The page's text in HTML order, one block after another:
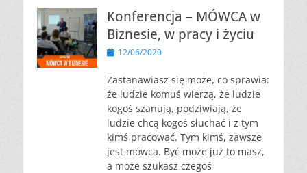
Konferencja – MÓWCA w
Biznesie, w pracy i życiu
Opublikowano
12/06/2020
Zastanawiasz się może, co sprawia:
że ludzie komuś wierzą, że ludzie
kogoś szanują, podziwiają, że
ludzie chcą kogoś słuchać i z tym
kimś pracować. Tym kimś, zawsze
jest mówca. Być może już to masz,
a może szukasz czegoś